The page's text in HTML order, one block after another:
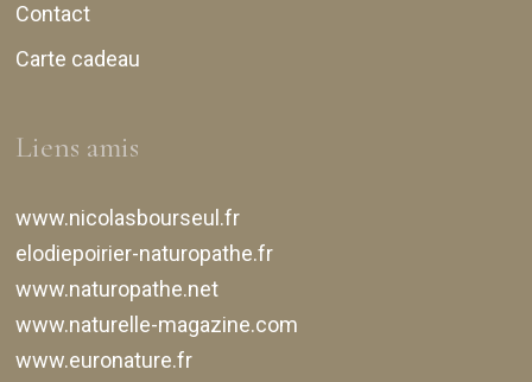
Contact
Carte cadeau
Liens amis
www.nicolasbourseul.fr
elodiepoirier-naturopathe.fr
www.naturopathe.net
www.naturelle-magazine.com
www.euronature.fr